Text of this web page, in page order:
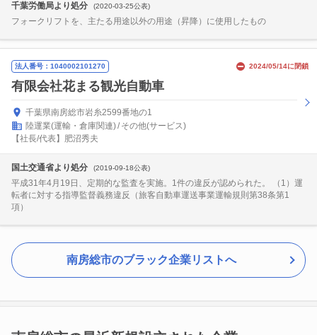
千葉労働局より処分 (2020-03-25公表)
フォークリフトを、主たる用途以外の用途（昇降）に使用したもの
法人番号：1040002101270 2024/05/14に閉鎖
有限会社花まる観光自動車
千葉県南房総市岩糸2599番地の1
陸運業(運輸・倉庫関連) その他(サービス)
【社長/代表】肥沼秀夫
国土交通省より処分 (2019-09-18公表)
平成31年4月19日、定期的な監査を実施。1件の違反が認められた。 （1）運
転者に対する指導監督義務違反（旅客自動車運送事業運輸規則第38条第1
項）
南房総市のブラック企業リストへ